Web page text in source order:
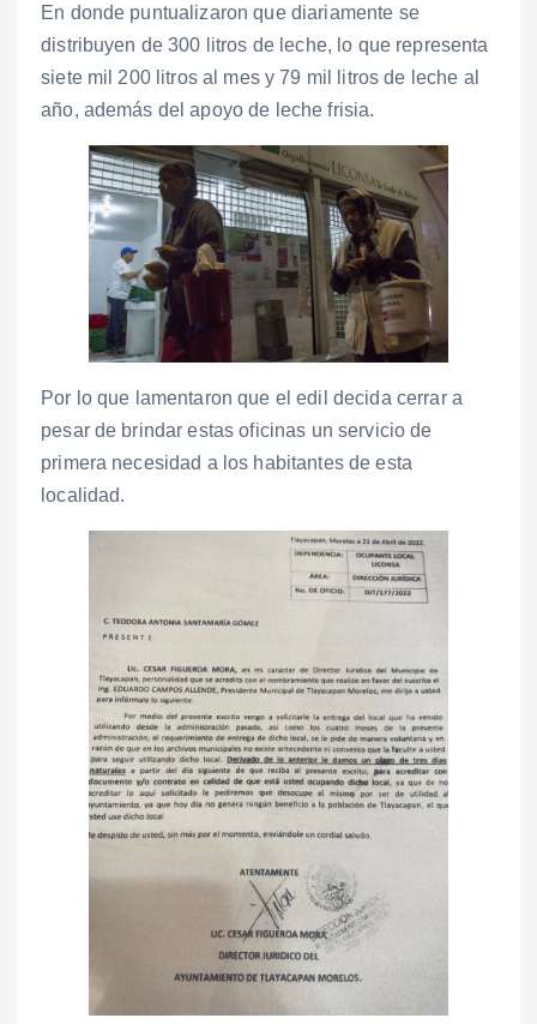
En donde puntualizaron que diariamente se
distribuyen de 300 litros de leche, lo que representa
siete mil 200 litros al mes y 79 mil litros de leche al
año, además del apoyo de leche frisia.
Por lo que lamentaron que el edil decida cerrar a
pesar de brindar estas oficinas un servicio de
primera necesidad a los habitantes de esta
localidad.